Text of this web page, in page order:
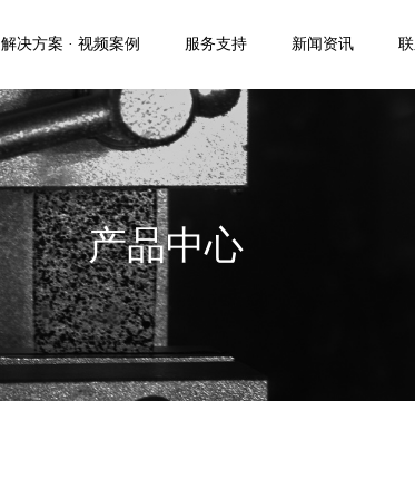
解决方案 · 视频案例 服务支持 新闻资讯
产品中心